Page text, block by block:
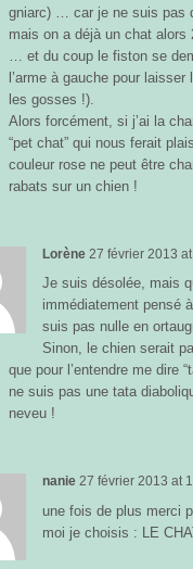
gniarc) … car je ne suis pas
mais on a déjà un chat alors
… et du coup le fiston se
l’arme à gauche pour
les gosses !).
Alors forcément, si j’ai la
“pet chat” qui nous ferait
couleur rose ne peut être
rabats sur un chien !
Lorène 27 février 2013
Je suis désolée, mais
immédiatement pensé
suis pas nulle en
Sinon, le chien serait
que pour l’entendre me dire
ne suis pas une tata
neveu !
nanie 27 février 2013 at
une fois de plus merci
moi je choisis : LE